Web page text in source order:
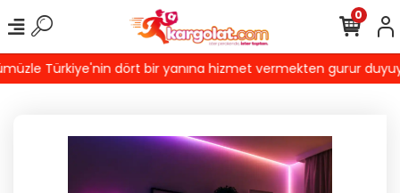
Türkiye'nin dört bir yanına hizmet vermekten gurur
0